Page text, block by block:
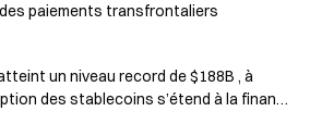
paiements transfrontaliers
un niveau record de $188B , à
des stablecoins s’étend à la finance